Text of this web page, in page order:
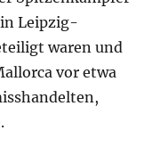
Leipzig-
waren und
vor etwa